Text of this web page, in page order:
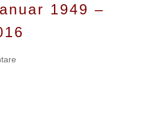
1949 –